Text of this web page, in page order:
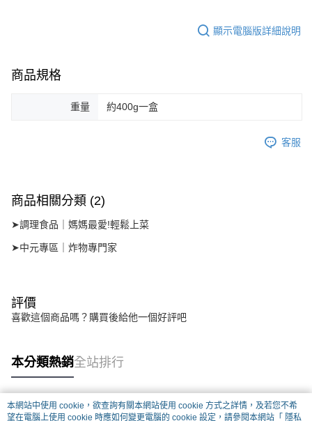
顯示電腦版詳細說明
商品規格
重量 約400g一盒
客服
商品相關分類 (2)
➤調理食品｜媽媽最愛!輕鬆上菜
➤中元專區｜炸物專門家
評價
喜歡這個商品嗎？購買後給他一個好評吧
本分類熱銷全站排行
熱門標籤
本網站中使用 cookie，欲查詢有關本網站使用 cookie 方式之詳情，及若您不希
望在電腦上使用 cookie 時應如何變更電腦的 cookie 設定，請參閱本網站「 隱私